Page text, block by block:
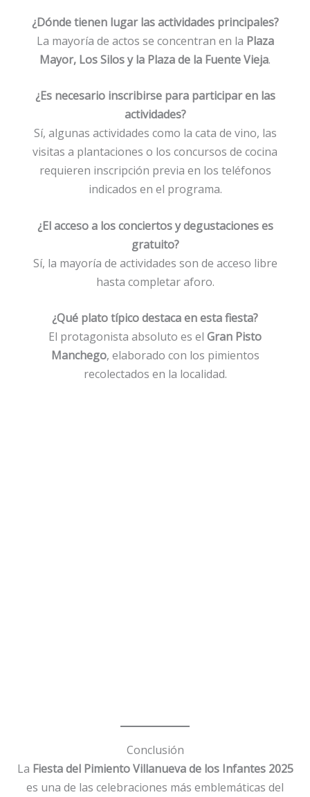
¿Dónde tienen lugar las actividades principales?
La mayoría de actos se concentran en la Plaza
Mayor, Los Silos y la Plaza de la Fuente Vieja.
¿Es necesario inscribirse para participar en las
actividades?
Sí, algunas actividades como la cata de vino, las
visitas a plantaciones o los concursos de cocina
requieren inscripción previa en los teléfonos
indicados en el programa.
¿El acceso a los conciertos y degustaciones es
gratuito?
Sí, la mayoría de actividades son de acceso libre
hasta completar aforo.
¿Qué plato típico destaca en esta fiesta?
El protagonista absoluto es el Gran Pisto
Manchego, elaborado con los pimientos
recolectados en la localidad.
Conclusión
La Fiesta del Pimiento Villanueva de los Infantes 2025
es una de las celebraciones más emblemáticas del